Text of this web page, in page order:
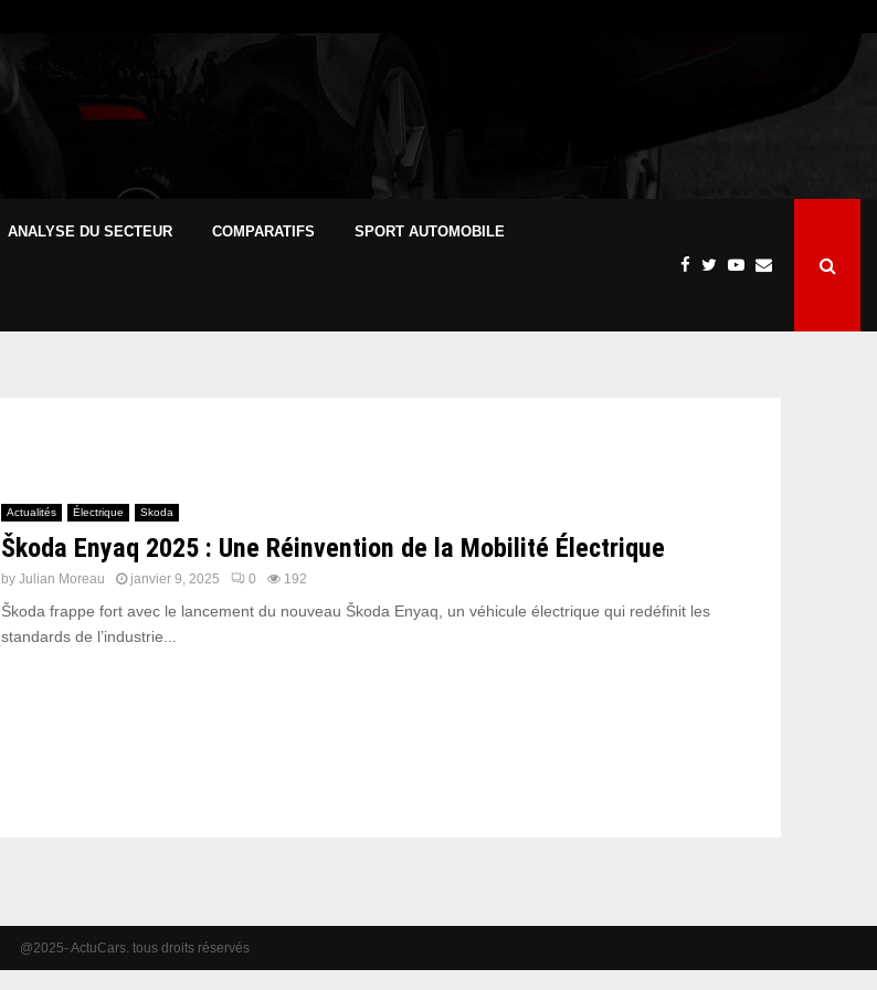
ANALYSE DU SECTEUR COMPARATIFS SPORT AUTOMOBILE
Actualités Électrique Skoda
Škoda Enyaq 2025 : Une Réinvention de la Mobilité Électrique
by Julian Moreau janvier 9, 2025 0 192
Škoda frappe fort avec le lancement du nouveau Škoda Enyaq, un véhicule électrique qui redéfinit les
standards de l’industrie...
@2025- ActuCars. tous droits réservés